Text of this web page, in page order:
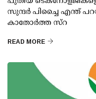
സുന്ദർ പിച്ചൈ എന്ത്
കാതോർത്ത സ്റ
READ MORE